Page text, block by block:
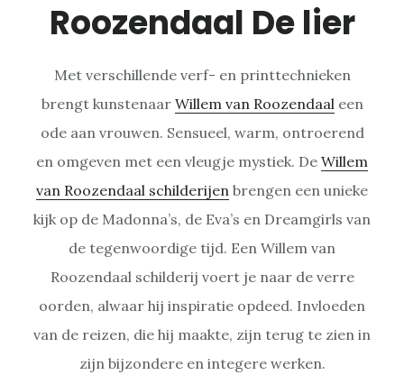
Roozendaal De lier
Met verschillende verf- en printtechnieken
brengt kunstenaar Willem van Roozendaal een
ode aan vrouwen. Sensueel, warm, ontroerend
en omgeven met een vleugje mystiek. De Willem
van Roozendaal schilderijen brengen een unieke
kijk op de Madonna’s, de Eva’s en Dreamgirls van
de tegenwoordige tijd. Een Willem van
Roozendaal schilderij voert je naar de verre
oorden, alwaar hij inspiratie opdeed. Invloeden
van de reizen, die hij maakte, zijn terug te zien in
zijn bijzondere en integere werken.